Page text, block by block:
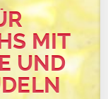
MIT
UND